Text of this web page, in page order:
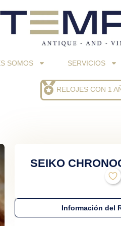
SOMOS SERVICIOS
RELOJES CON 1
SEIKO
Información del